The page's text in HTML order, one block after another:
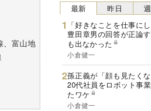
、富山地
最新
「好きなことを仕事に
豊田章男の回答が正論
も出なかった
小倉健一
孫正義が「顔も見たく
20代社員をロボット事
たワケ
小倉健一
昨日